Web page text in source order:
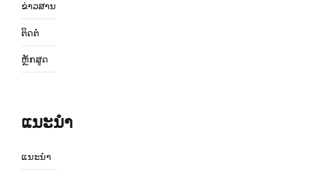
ຂ່າວສານ
ຕິດຕໍ່
ຫຼັກສູດ
ແນະນຳ
ແນະນຳ